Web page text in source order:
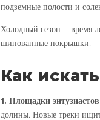
подземные полости и
Холодный сезон – время
шипованные покрышки.
Как
1. Площадки
долины. Новые треки